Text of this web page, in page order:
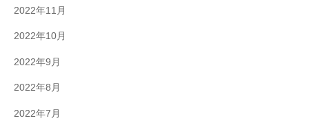
2022年11月
2022年10月
2022年9月
2022年8月
2022年7月